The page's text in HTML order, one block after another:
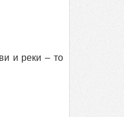
и реки – то